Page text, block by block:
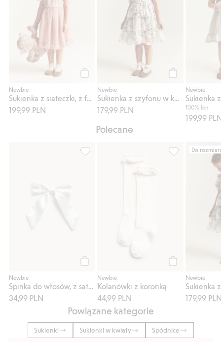
Newbie
199,99 PLN
Newbie
179,99 PLN
Newbie
100% len
199,99
Polecane
Newbie
34,99 PLN
Spinka do włosów, z satynową kokardą,
Newbie
Kolanówki z koronką
44,99 PLN
Kolanówki z
Do
Newbie
179,99
Powiązane kategorie
Sukienki Sukienki w kwiaty Spódnice